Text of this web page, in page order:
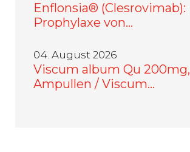
Enflonsia® (Clesrovimab):
Prophylaxe von…
04. August 2026
Viscum album Qu 200mg,
Ampullen / Viscum…